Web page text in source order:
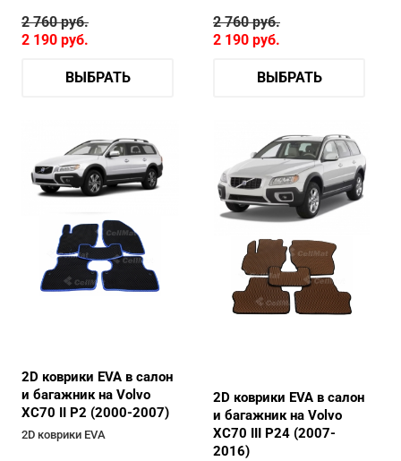
2 760руб.
2 190 руб.
ВЫБРАТЬ
2 760руб.
2 190 руб.
ВЫБРАТЬ
2D коврики EVA в салон
и багажник на Volvo
XC70 II P2 (2000-2007)
2D коврики EVA
2D коврики EVA в салон
и багажник на Volvo
XC70 III P24 (2007-
2016)